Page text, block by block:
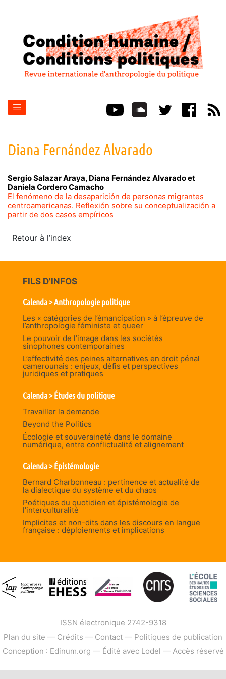
Diana Fernández Alvarado
SergioSalazar Araya, Diana Fernández Alvaradoet
Daniela Cordero Camacho
El fenómeno de la desaparición de personas migrantes
centroamericanas. Reflexión sobre su conceptualización a
partir de dos casos empíricos
Retour à l’index
FILS D'INFOS
Calenda > Anthropologie politique
Les « catégories de l’émancipation » à l’épreuve de
l’anthropologie féministe et queer
Le pouvoir de l’image dans les sociétés
sinophones contemporaines
L’effectivité des peines alternatives en droit pénal
camerounais : enjeux, défis et perspectives
juridiques et pratiques
Calenda > Études du politique
Travailler la demande
Beyond the Politics
Écologie et souveraineté dans le domaine
numérique, entre conflictualité et alignement
Calenda > Épistémologie
Bernard Charbonneau : pertinence et actualité de
la dialectique du système et du chaos
Poétiques du quotidien et épistémologie de
l’interculturalité
Implicites et non-dits dans les discours en langue
française : déploiements et implications
ISSN électronique 2742-9318
Plan du site — Crédits — Contact — Politiques de publication
Conception : Edinum.org — Édité avec Lodel — Accès réservé